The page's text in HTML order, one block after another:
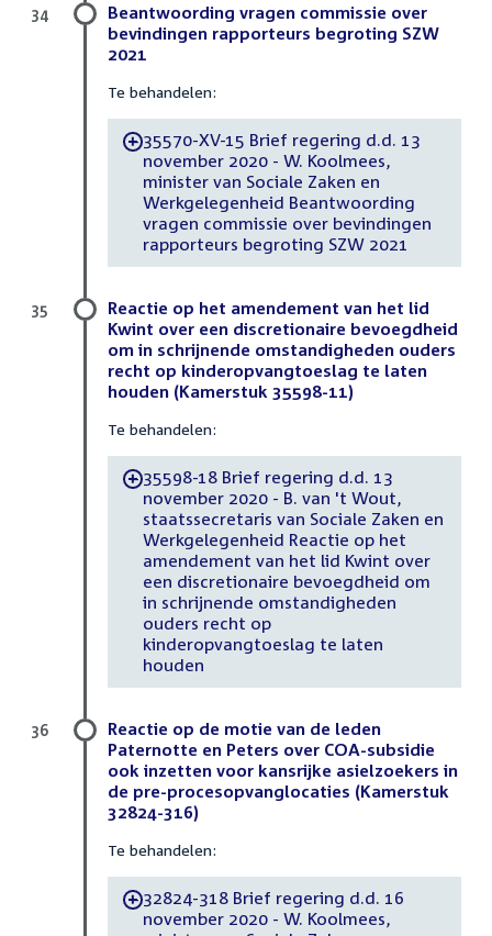
Beantwoording vragen commissie over
bevindingen rapporteurs begroting SZW
2021
Te behandelen:
-35570-XV-15 Brief regering d.d. 13
november 2020 - W. Koolmees,
minister van Sociale Zaken en
Werkgelegenheid Beantwoording
vragen commissie over bevindingen
rapporteurs begroting SZW 2021
34
Reactie op het amendement van het lid
Kwint over een discretionaire bevoegdheid
om in schrijnende omstandigheden ouders
recht op kinderopvangtoeslag te laten
houden (Kamerstuk 35598-11)
Te behandelen:
-35598-18 Brief regering d.d. 13
november 2020 - B. van 't Wout,
staatssecretaris van Sociale Zaken en
Werkgelegenheid Reactie op het
amendement van het lid Kwint over
een discretionaire bevoegdheid om
in schrijnende omstandigheden
ouders recht op
kinderopvangtoeslag te laten
houden
35
Reactie op de motie van de leden
Paternotte en Peters over COA-subsidie
ook inzetten voor kansrijke asielzoekers in
de pre-procesopvanglocaties (Kamerstuk
32824-316)
Te behandelen:
-32824-318 Brief regering d.d. 16
november 2020 - W. Koolmees,
36